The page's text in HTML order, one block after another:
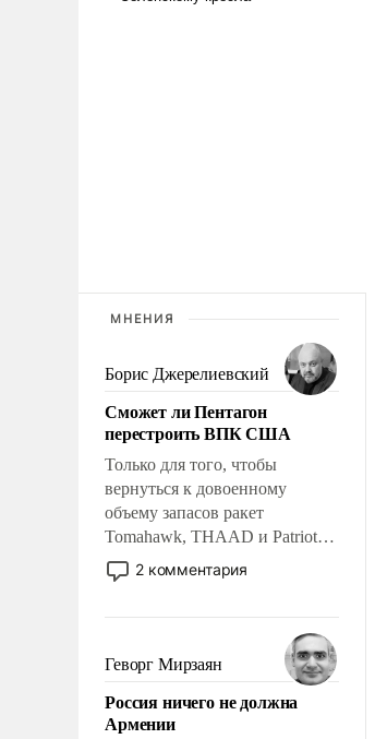
МНЕНИЯ
Борис Джерелиевский
Сможет ли Пентагон
перестроить ВПК США
Только для того, чтобы
вернуться к довоенному
объему запасов ракет
Tomahawk, THAAD и Patriot
США потребуется более трех
лет. Даже небольшая война с
Сложившаяся ситуация
означает многолетний период
уязвимости США, например,
перед Китаем.
2 комментария
Геворг Мирзаян
Россия ничего не должна
Армении